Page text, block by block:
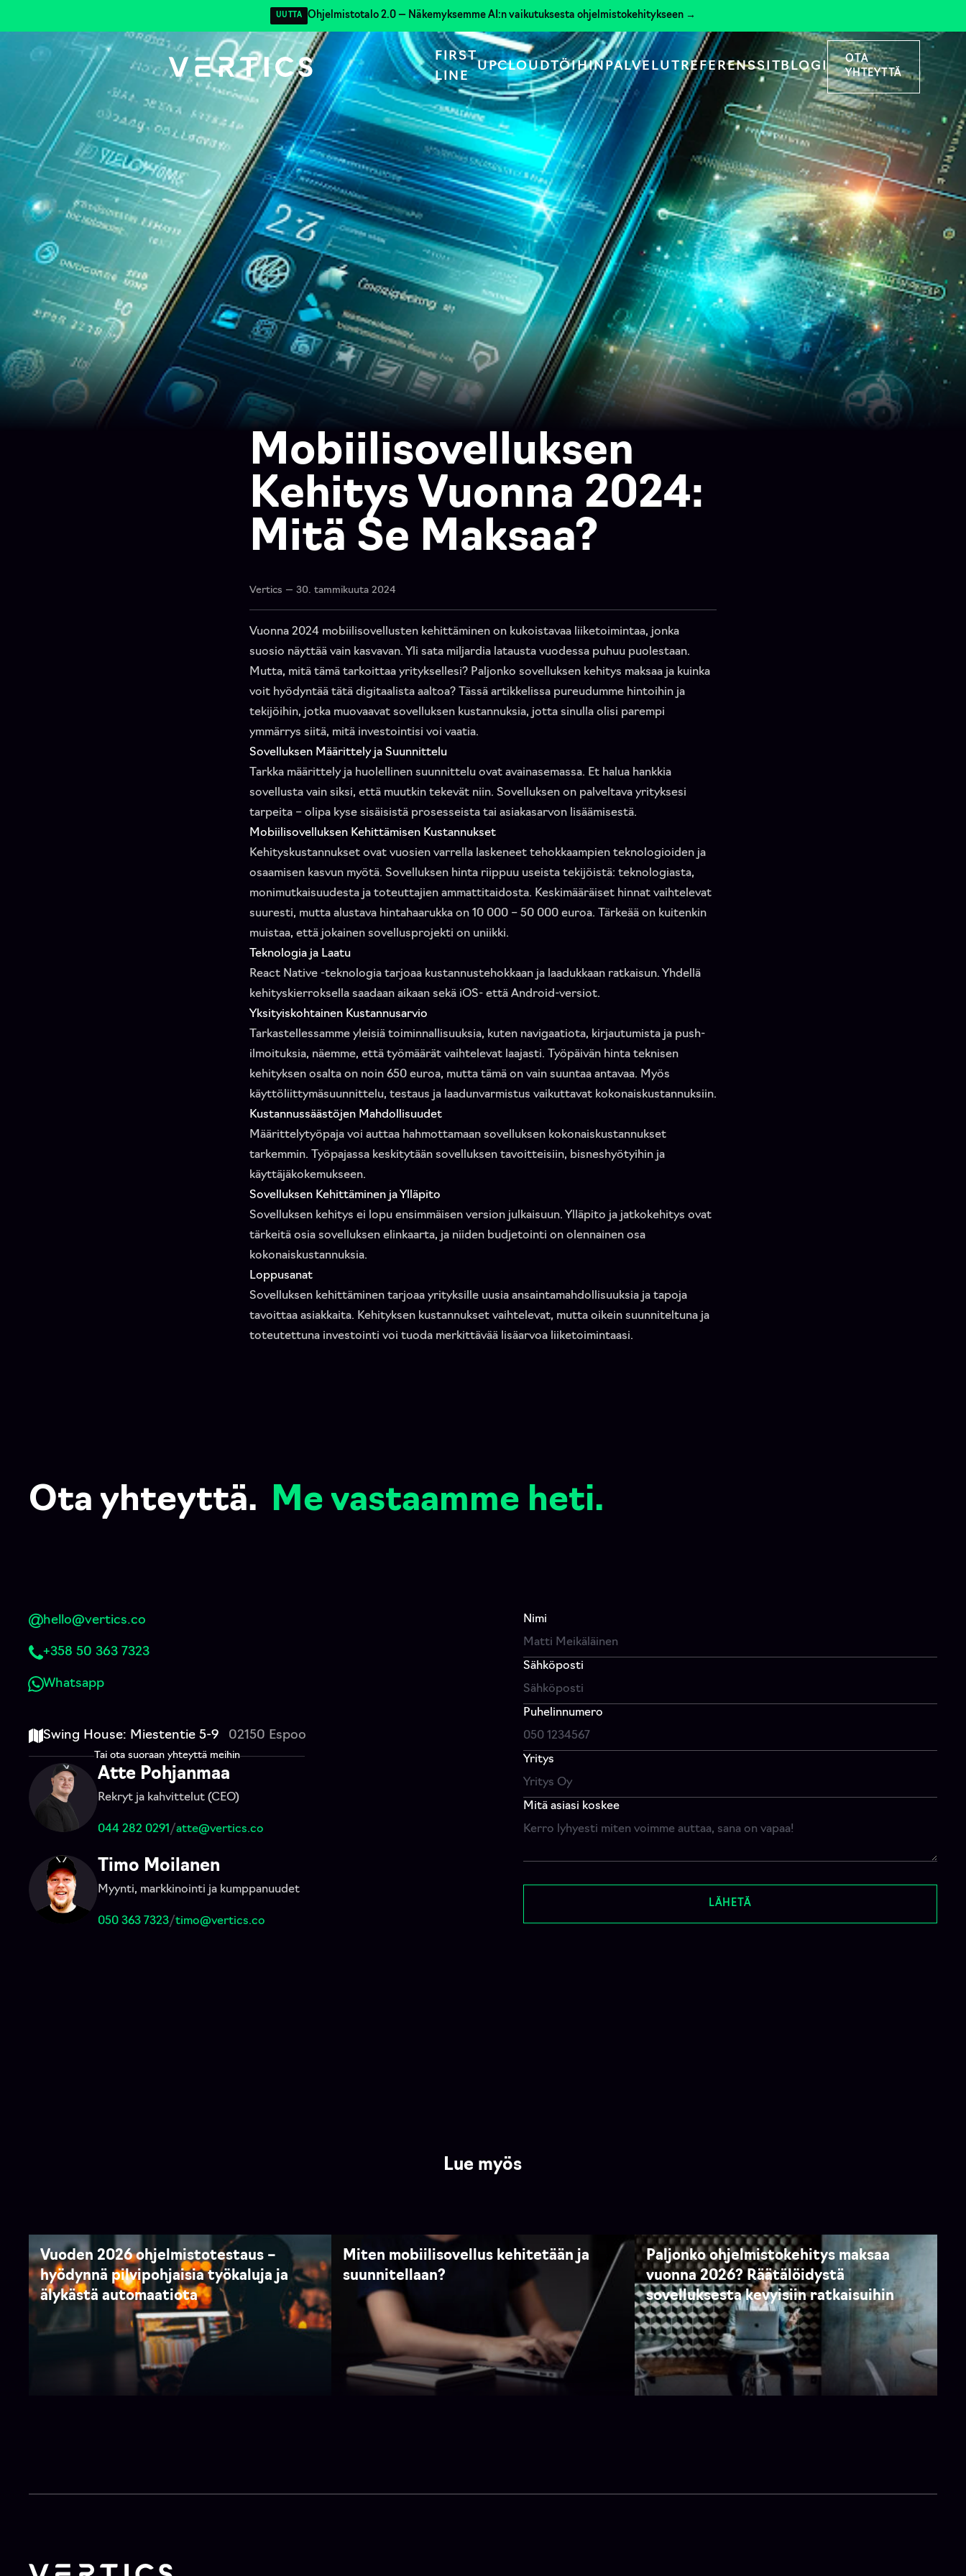
UUTTA Ohjelmistotalo 2.0 — Näkemyksemme AI:n vaikutuksesta ohjelmistokehitykseen →
FIRST
LINE
UPCLOUDTÖIHINPALVELUTREFERENSSITBLOGI
OTA
YHTEYTTÄ
Mobiilisovelluksen
Kehitys Vuonna 2024:
Mitä Se Maksaa?
Vertics — 30. tammikuuta 2024
Vuonna 2024 mobiilisovellusten kehittäminen on kukoistavaa liiketoimintaa, jonka
suosio näyttää vain kasvavan. Yli sata miljardia latausta vuodessa puhuu puolestaan.
Mutta, mitä tämä tarkoittaa yrityksellesi? Paljonko sovelluksen kehitys maksaa ja kuinka
voit hyödyntää tätä digitaalista aaltoa? Tässä artikkelissa pureudumme hintoihin ja
tekijöihin, jotka muovaavat sovelluksen kustannuksia, jotta sinulla olisi parempi
ymmärrys siitä, mitä investointisi voi vaatia.
Sovelluksen Määrittely ja Suunnittelu
Tarkka määrittely ja huolellinen suunnittelu ovat avainasemassa. Et halua hankkia
sovellusta vain siksi, että muutkin tekevät niin. Sovelluksen on palveltava yrityksesi
tarpeita – olipa kyse sisäisistä prosesseista tai asiakasarvon lisäämisestä.
Mobiilisovelluksen Kehittämisen Kustannukset
Kehityskustannukset ovat vuosien varrella laskeneet tehokkaampien teknologioiden ja
osaamisen kasvun myötä. Sovelluksen hinta riippuu useista tekijöistä: teknologiasta,
monimutkaisuudesta ja toteuttajien ammattitaidosta. Keskimääräiset hinnat vaihtelevat
suuresti, mutta alustava hintahaarukka on 10 000 – 50 000 euroa. Tärkeää on kuitenkin
muistaa, että jokainen sovellusprojekti on uniikki.
Teknologia ja Laatu
React Native -teknologia tarjoaa kustannustehokkaan ja laadukkaan ratkaisun. Yhdellä
kehityskierroksella saadaan aikaan sekä iOS- että Android-versiot.
Yksityiskohtainen Kustannusarvio
Tarkastellessamme yleisiä toiminnallisuuksia, kuten navigaatiota, kirjautumista ja push-
ilmoituksia, näemme, että työmäärät vaihtelevat laajasti. Työpäivän hinta teknisen
kehityksen osalta on noin 650 euroa, mutta tämä on vain suuntaa antavaa. Myös
käyttöliittymäsuunnittelu, testaus ja laadunvarmistus vaikuttavat kokonaiskustannuksiin.
Kustannussäästöjen Mahdollisuudet
Määrittelytyöpaja voi auttaa hahmottamaan sovelluksen kokonaiskustannukset
tarkemmin. Työpajassa keskitytään sovelluksen tavoitteisiin, bisneshyötyihin ja
käyttäjäkokemukseen.
Sovelluksen Kehittäminen ja Ylläpito
Sovelluksen kehitys ei lopu ensimmäisen version julkaisuun. Ylläpito ja jatkokehitys ovat
tärkeitä osia sovelluksen elinkaarta, ja niiden budjetointi on olennainen osa
kokonaiskustannuksia.
Loppusanat
Sovelluksen kehittäminen tarjoaa yrityksille uusia ansaintamahdollisuuksia ja tapoja
tavoittaa asiakkaita. Kehityksen kustannukset vaihtelevat, mutta oikein suunniteltuna ja
toteutettuna investointi voi tuoda merkittävää lisäarvoa liiketoimintaasi.
Ota yhteyttä. Me vastaamme heti.
hello@vertics.co
+358 50 363 7323
Whatsapp
Swing House: Miestentie 5-9 02150 Espoo
Tai ota suoraan yhteyttä meihin
Atte Pohjanmaa
Rekryt ja kahvittelut (CEO)
044 282 0291 /atte@vertics.co
Timo Moilanen
Myynti, markkinointi ja kumppanuudet
050 363 7323/timo@vertics.co
Nimi
Sähköposti
Puhelinnumero
Yritys
Mitä asiasi koskee
LÄHETÄ
Lue myös
Vuoden 2026 ohjelmistotestaus –
hyödynnä pilvipohjaisia työkaluja ja
älykästä automaatiota
Miten mobiilisovellus kehitetään ja
suunnitellaan?
Paljonko ohjelmistokehitys maksaa
vuonna 2026? Räätälöidystä
sovelluksesta kevyisiin ratkaisuihin